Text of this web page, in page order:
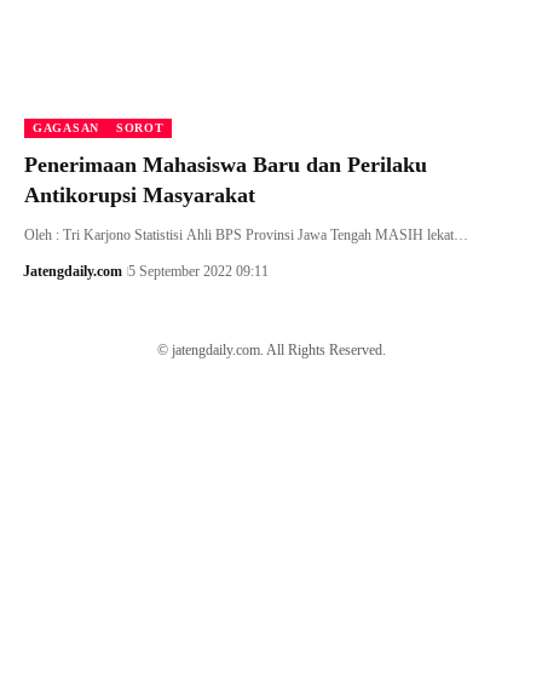
GAGASAN SOROT
Penerimaan Mahasiswa Baru dan Perilaku
Antikorupsi Masyarakat
Oleh : Tri Karjono Statistisi Ahli BPS Provinsi Jawa Tengah MASIH lekat…
Jatengdaily.com 5 September 2022 09:11
© jatengdaily.com. All Rights Reserved.